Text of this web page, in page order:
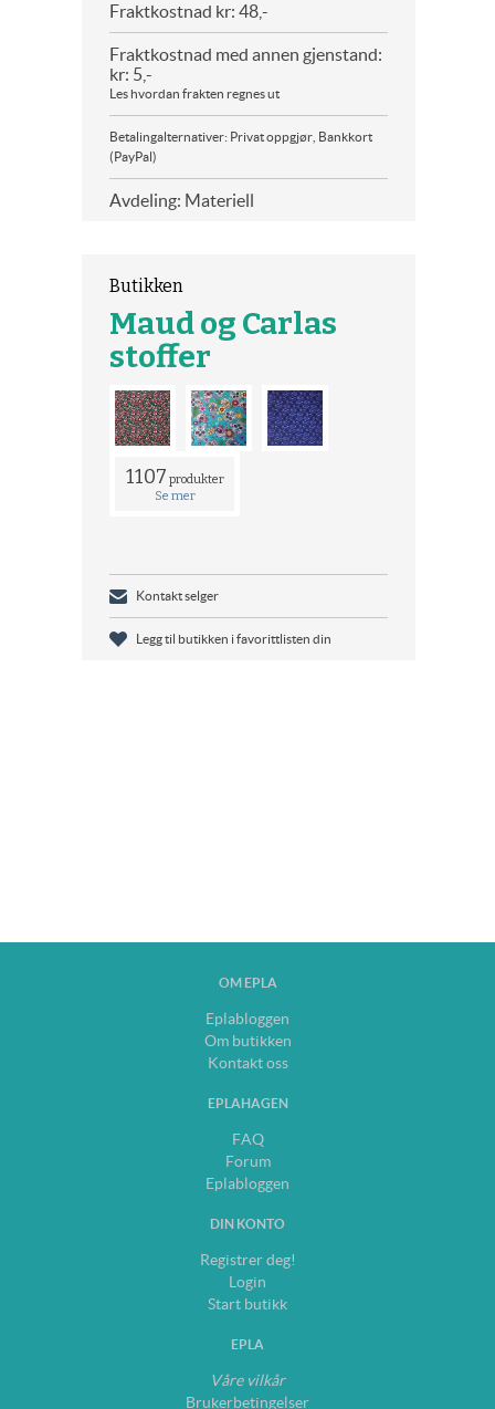
Fraktkostnad kr: 48,-
Fraktkostnad med annen gjenstand:
kr: 5,-
Les hvordan frakten regnes ut
Betalingalternativer: Privat oppgjør, Bankkort
(PayPal)
Avdeling: Materiell
Butikken
Maud og Carlas
stoffer
1107 produkter
Se mer
Kontakt selger
Legg til butikken i favorittlisten din
OM EPLA
Eplabloggen
Om butikken
Kontakt oss
EPLAHAGEN
FAQ
Forum
Eplabloggen
DIN KONTO
Registrer deg!
Login
Start butikk
EPLA
Våre vilkår
Brukerbetingelser